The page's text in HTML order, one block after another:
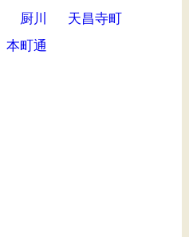
厨川
天昌寺町
本町通